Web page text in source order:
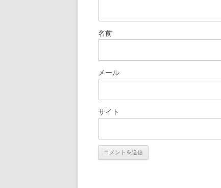
名前
メール
サイト